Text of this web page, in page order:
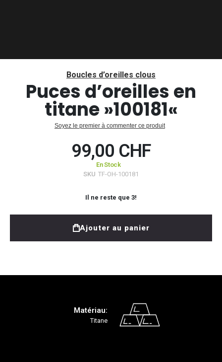
Boucles d’oreilles clous
Puces d’oreilles en
titane »100181«
Soyez le premier à commenter ce produit
99,00 CHF
En Stock
SKU TF-OH-100181
Il ne reste que 3!
Ajouter au panier
Matériau:
Titane